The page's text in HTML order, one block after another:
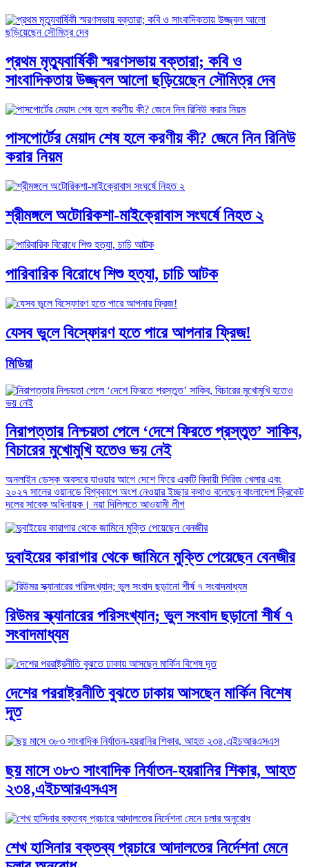
প্রথম মৃত্যুবার্ষিকী স্মরণসভায় বক্তারা; কবি ও
সাংবাদিকতায় উজ্জ্বল আলো ছড়িয়েছেন সৌমিত্র দেব
পাসপোর্টের মেয়াদ শেষ হলে করণীয় কী? জেনে নিন রিনিউ
করার নিয়ম
শ্রীমঙ্গলে অটোরিকশা-মাইক্রোবাস সংঘর্ষে নিহত ২
পারিবারিক বিরোধে শিশু হত্যা, চাচি আটক
যেসব ভুলে বিস্ফোরণ হতে পারে আপনার ফ্রিজ!
মিডিয়া
নিরাপত্তার নিশ্চয়তা পেলে ‘দেশে ফিরতে প্রস্তুত’ সাকিব,
বিচারের মুখোমুখি হতেও ভয় নেই
অনলাইন ডেস্ক অবসরে যাওয়ার আগে দেশে ফিরে একটি বিদায়ী সিরিজ খেলার এবং
২০২৭ সালের ওয়ানডে বিশ্বকাপে অংশ নেওয়ার ইচ্ছার কথাও বলেছেন বাংলাদেশ ক্রিকেট
দলের সাবেক অধিনায়ক। নয়া দিল্লিতে আওয়ামী লীগ
দুবাইয়ের কারাগার থেকে জামিনে মুক্তি পেয়েছেন বেনজীর
রিউমর স্ক্যানারের পরিসংখ্যান; ভুল সংবাদ ছড়ানো শীর্ষ ৭
সংবাদমাধ্যম
দেশের পররাষ্ট্রনীতি বুঝতে ঢাকায় আসছেন মার্কিন বিশেষ
দূত
ছয় মাসে ৩৮৩ সাংবাদিক নির্যাতন-হয়রানির শিকার, আহত
২৩৪,এইচআরএসএস
শেখ হাসিনার বক্তব্য প্রচারে আদালতের নির্দেশনা মেনে